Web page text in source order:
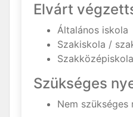
Elvárt
Általános iskola
Szakiskola /
Szakközépiskola
Szükséges
Nem szükséges